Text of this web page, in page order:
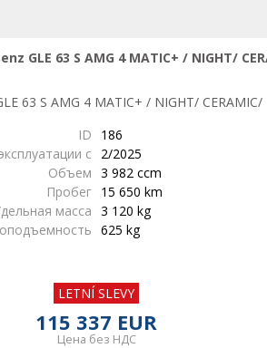
GLE 63 S AMG 4 MATIC+ / NIGHT/
ID
186
с 2/2025
Объем 3 982 ccm
Пробег 15 650 km
масса 3 120 kg
625 kg
LETNÍ SLEVY
115 337 EUR
Цена без НДС